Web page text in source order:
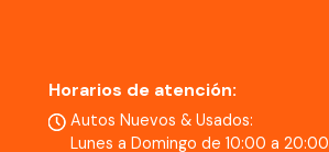
Horarios de atención:
Autos Nuevos & Usados:
Lunes a Domingo de 10:00 a 20:00